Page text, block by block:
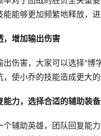
能够更加频繁地释放，进
，增加输出伤害
伤害，大家可以选择“博
使小乔的技能造成更大的
能力，选择合适的辅助装备
辅助英雄，团队回复能